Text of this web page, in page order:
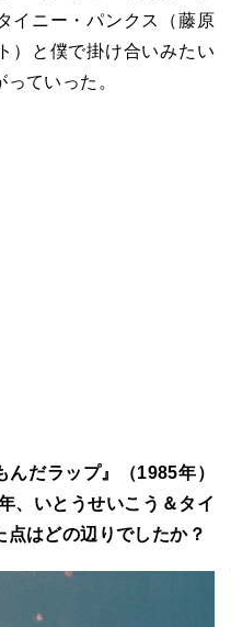
イニー・パンクス（藤原
）と僕で掛け合いみたい
ていった。
だラップ』（1985年）
、いとうせいこう＆タイ
はどの辺りでしたか？